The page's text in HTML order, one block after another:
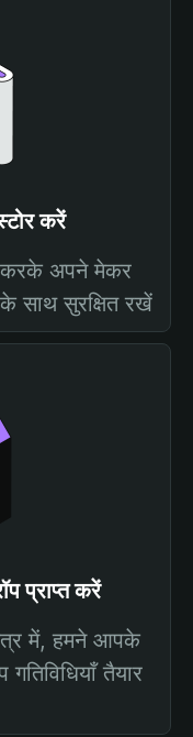
करें
करके अपने मेकर
साथ सुरक्षित रखें
प्राप्त करें
में, हमने आपके
तैयार